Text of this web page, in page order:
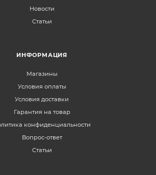
Новости
Статьи
ИНФОРМАЦИЯ
Магазины
Условия оплаты
Условия доставки
Гарантия на товар
конфиденциальности
Вопрос-ответ
Статьи